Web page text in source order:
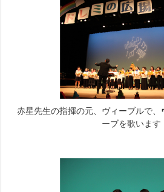
赤星先生の指揮の元、ヴィーブルで、
ーブを歌います